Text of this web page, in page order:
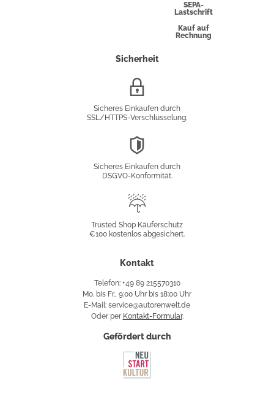
SEPA-
Lastschrift
Kauf auf
Rechnung
Sicherheit
Sicheres Einkaufen durch
SSL/HTTPS-Verschlüsselung.
Sicheres Einkaufen durch
DSGVO-Konformität.
Käuferschutz
Trusted Shop Käuferschutz
€100 kostenlos abgesichert.
Kontakt
Telefon: +49 89 215570310
Mo. bis Fr., 9:00 Uhr bis 18:00 Uhr
E-Mail: service@autorenwelt.de
Oder per Kontakt-Formular.
Gefördert durch